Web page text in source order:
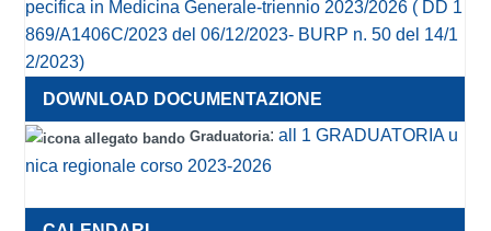
pecifica in Medicina Generale-triennio 2023/2026 ( DD 1
869/A1406C/2023 del 06/12/2023- BURP n. 50 del 14/1
2/2023)
Graduatoria:all 1 GRADUATORIA u
nica regionale corso 2023-2026